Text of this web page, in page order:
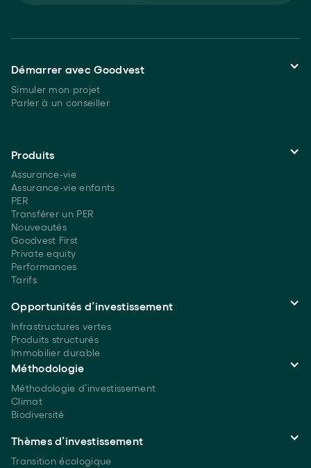
Démarrer avec Goodvest
Simuler mon projet
Parler à un conseiller
Produits
Assurance-vie
Assurance-vie enfants
PER
Transférer un PER
Nouveautés
Goodvest First
Private equity
Performances
Tarifs
Opportunités d’investissement
Infrastructures vertes
Produits structurés
Immobilier durable
Méthodologie
Méthodologie d’investissement
Climat
Biodiversité
Thèmes d’investissement
Transition écologique